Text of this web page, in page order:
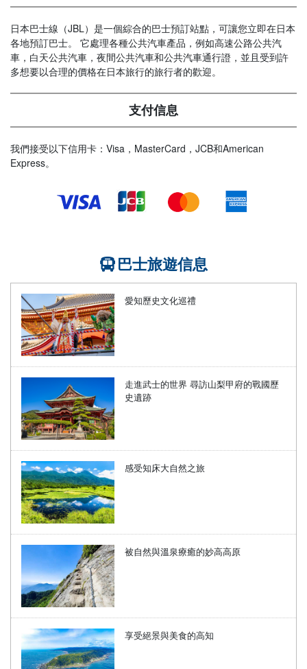
日本巴士線（JBL）是一個綜合的巴士預訂站點，可讓您立即在日本
各地預訂巴士。 它處理各種公共汽車產品，例如高速公路公共汽
車，白天公共汽車，夜間公共汽車和公共汽車通行證，並且受到許
多想要以合理的價格在日本旅行的旅行者的歡迎。
支付信息
我們接受以下信用卡：Visa，MasterCard，JCB和American
Express。
巴士旅遊信息
愛知歷史文化巡禮
走進武士的世界 尋訪山梨甲府的戰國歷
史遺跡
感受知床大自然之旅
被自然與溫泉療癒的妙高高原
享受絕景與美食的高知